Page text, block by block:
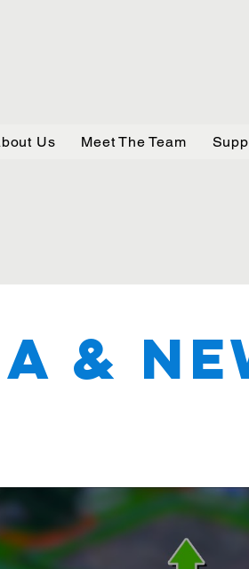
Us Meet The Team
&